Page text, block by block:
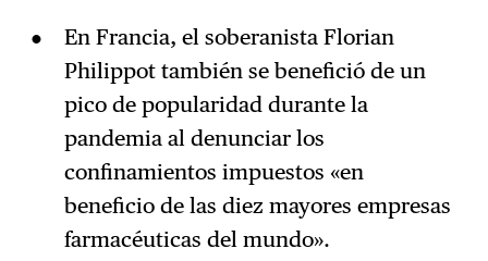
En Francia, el soberanista Florian
Philippot también se benefició de un
pico de popularidad durante la
pandemia al denunciar los
confinamientos impuestos «en
beneficio de las diez mayores empresas
farmacéuticas del mundo».